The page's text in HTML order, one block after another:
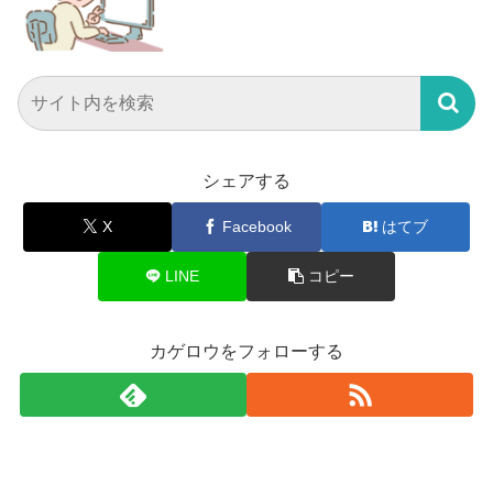
シェアする
X Facebook はてブ
LINE コピー
カゲロウをフォローする